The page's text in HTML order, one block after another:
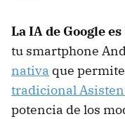
La IA de Google
tu smartphone
nativa que
tradicional
potencia de los